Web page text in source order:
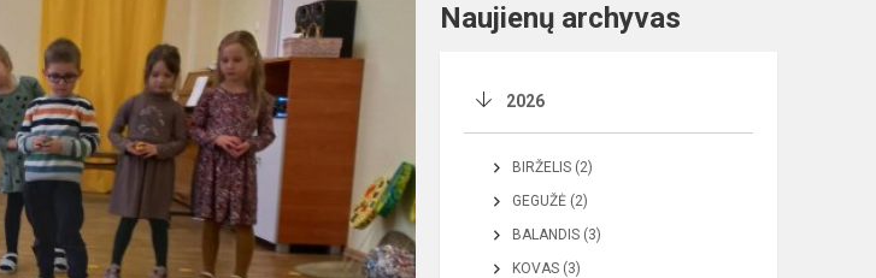
Naujienų archyvas
2026
BIRŽELIS (2)
GEGUŽĖ (2)
BALANDIS (3)
KOVAS (3)